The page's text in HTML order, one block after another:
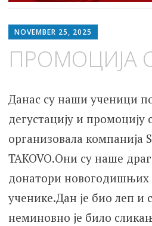
to
NOVEMBER 25, 2025
ПРОМОЦИЈА
Данас су наши ученици
дегустацију и промоцију
организовала компанија
TAKOVO.Они су наше
донатори новогодишњих
ученике.Дан је био леп и
неминовно је било